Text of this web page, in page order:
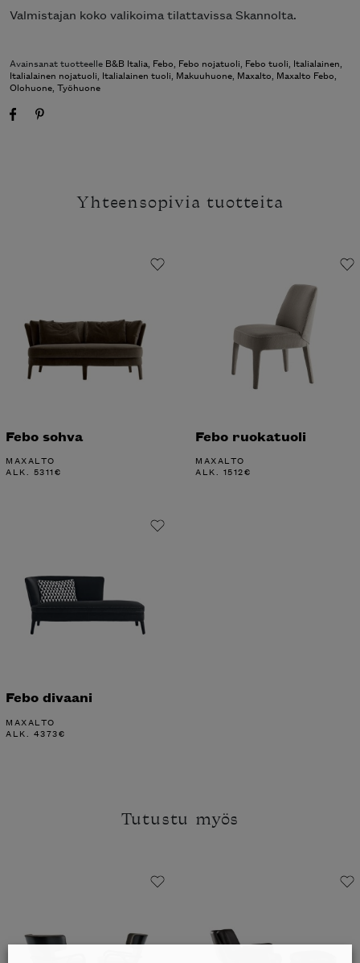
Valmistajan koko valikoima tilattavissa Skannolta.
Avainsanat tuotteelle B&B Italia Febo Febo nojatuoli Febo tuoli Italialainen
Italialainen nojatuoli Italialainen tuoli Makuuhuone Maxalto Maxalto Febo
Olohuone Työhuone
Yhteensopivia tuotteita
Febo sohva
MAXALTO
ALK. 5311€
Febo ruokatuoli
MAXALTO
ALK. 1512€
Febo divaani
MAXALTO
ALK. 4373€
Tutustu myös